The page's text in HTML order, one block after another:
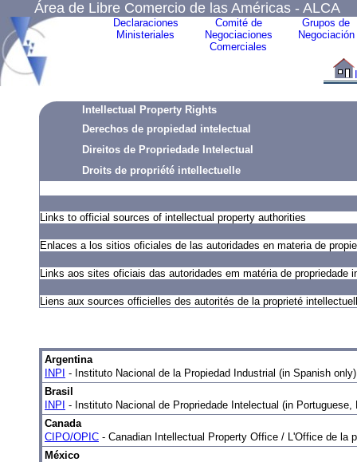
Área de Libre Comercio de las Américas - ALCA
Declaraciones
Ministeriales
Comité de
Negociaciones
Comerciales
Grupos de
Negociación
Intellectual Property Rights
Derechos de propiedad intelectual
Direitos de Propriedade Intelectual
Droits de propriété intellectuelle
Links to official sources of intellectual property authorities
Enlaces a los sitios oficiales de las autoridades en materia de
Links aos sites oficiais das autoridades em matéria de propriedade
Liens aux sources officielles des autorités de la proprieté
Argentina
INPI - Instituto Nacional de la Propiedad Industrial (in Spanish only)
Brasil
INPI - Instituto Nacional de Propriedade Intelectual (in
Canada
CIPO/OPIC - Canadian Intellectual Property Office / L'Office de la
México